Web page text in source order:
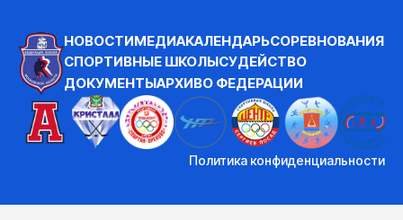
НОВОСТИМЕДИАКАЛЕНДАРЬСОРЕВНОВАНИЯ
СПОРТИВНЫЕ ШКОЛЫСУДЕЙСТВО
ДОКУМЕНТЫАРХИВО ФЕДЕРАЦИИ
Политика конфиденциальности